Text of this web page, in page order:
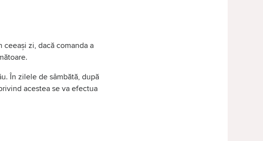
ceeași zi, dacă comanda a
În zilele de sâmbătă, după
acestea se va efectua